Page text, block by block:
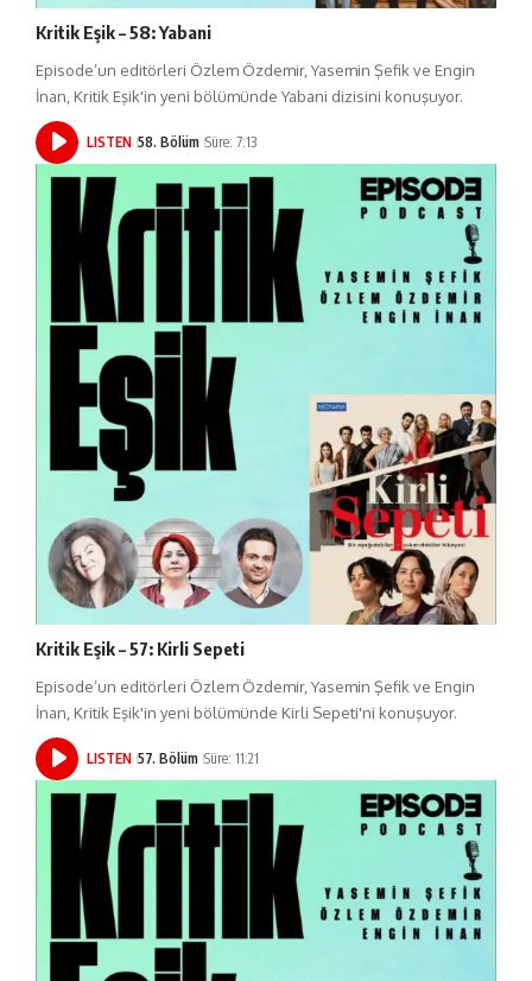
Kritik Eşik – 58: Yabani
Episode’un editörleri Özlem Özdemir, Yasemin Şefik ve Engin
İnan, Kritik Eşik'in yeni bölümünde Yabani dizisini konuşuyor.
LISTEN 58. Bölüm Süre: 7:13
Kritik Eşik – 57: Kirli Sepeti
Episode’un editörleri Özlem Özdemir, Yasemin Şefik ve Engin
İnan, Kritik Eşik'in yeni bölümünde Kirli Sepeti'ni konuşuyor.
LISTEN 57. Bölüm Süre: 11:21